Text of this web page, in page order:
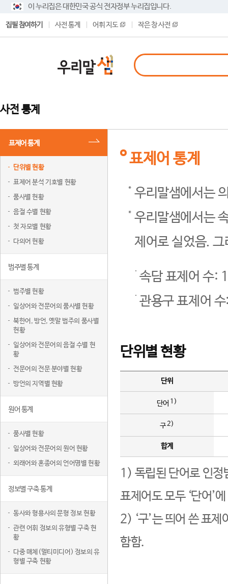
이 누리집은 대한민국 공식 전자정부 누리집입니다.
집필 참여하기 사전 통계 어휘 지도 작은 창 사전
사전 통계
표제어 통계
단위별 현황
표제어 분석 기호별 현황
품사별 현황
음절 수별 현황
첫 자모별 현황
다의어 현황
범주별 통계
범주별 현황
일상어와 전문어의 품사별 현황
북한어, 방언, 옛말 범주의 품사별
현황
일상어와 전문어의 음절 수별 현
황
전문어의 전문 분야별 현황
방언의 지역별 현황
원어 통계
품사별 현황
일상어와 전문어의 원어 현황
외래어와 혼종어의 언어명별 현황
정보별 구축 통계
동사와 형용사의 문형 정보 현황
관련 어휘 정보의 유형별 구축 현
황
다중 매체(멀티미디어) 정보의 유
형별 구축 현황
표제어 통계
우리말샘에서는
우리말샘에서는
제어로 실었음.
속담 표제어 수:
관용구 표제어
단위별 현황
단위
단어 1)
구2)
합계
1) 독립된 단어로 인정
표제어도 모두 ‘단어’
2) ‘구’는 띄어 쓴 표
함함.